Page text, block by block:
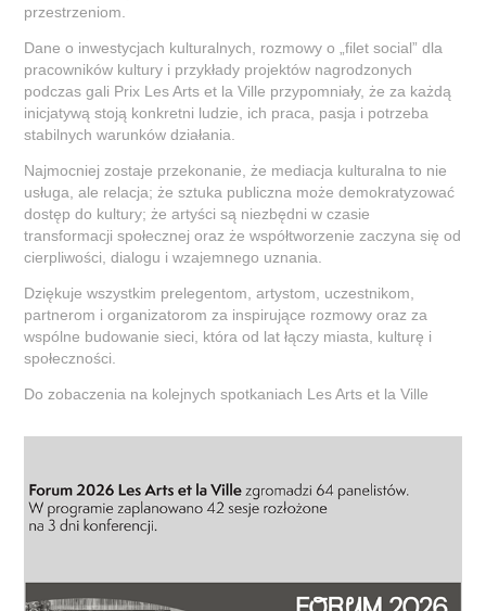
przestrzeniom.
Dane o inwestycjach kulturalnych, rozmowy o „filet social” dla
pracowników kultury i przykłady projektów nagrodzonych
podczas gali Prix Les Arts et la Ville przypomniały, że za każdą
inicjatywą stoją konkretni ludzie, ich praca, pasja i potrzeba
stabilnych warunków działania.
Najmocniej zostaje przekonanie, że mediacja kulturalna to nie
usługa, ale relacja; że sztuka publiczna może demokratyzować
dostęp do kultury; że artyści są niezbędni w czasie
transformacji społecznej oraz że współtworzenie zaczyna się od
cierpliwości, dialogu i wzajemnego uznania.
Dziękuje wszystkim prelegentom, artystom, uczestnikom,
partnerom i organizatorom za inspirujące rozmowy oraz za
wspólne budowanie sieci, która od lat łączy miasta, kulturę i
społeczności.
Do zobaczenia na kolejnych spotkaniach Les Arts et la Ville